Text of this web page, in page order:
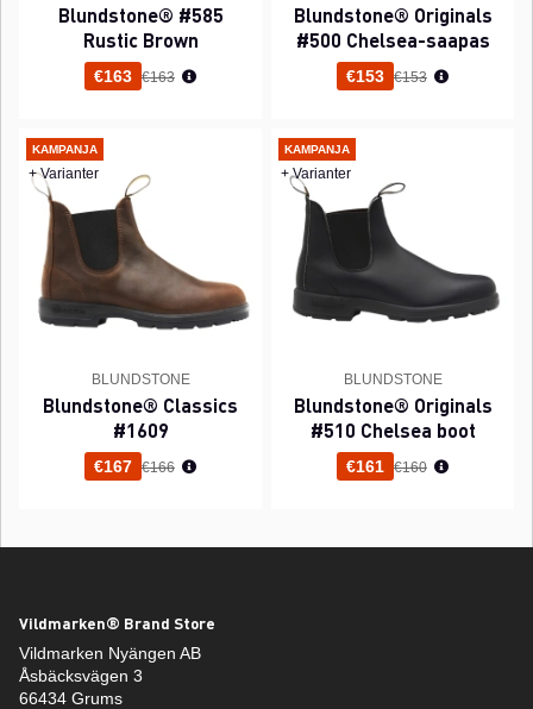
Blundstone® #585
Rustic Brown
€163 Normaali hinta
€163
Blundstone® Originals
#500 Chelsea-saapas
€153 Normaali hinta
€153
KAMPANJA
+ Varianter
BLUNDSTONE
Blundstone® Classics
#1609
€167 Normaali hinta
€166
KAMPANJA
+ Varianter
BLUNDSTONE
Blundstone® Originals
#510 Chelsea boot
€161 Normaali hinta
€160
Vildmarken® Brand Store
Vildmarken Nyängen AB
Åsbäcksvägen 3
66434 Grums